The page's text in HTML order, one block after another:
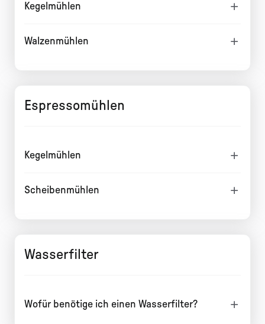
Kegelmühlen
Walzenmühlen
Espressomühlen
Kegelmühlen
Scheibenmühlen
Wasserfilter
Wofür benötige ich einen Wasserfilter?